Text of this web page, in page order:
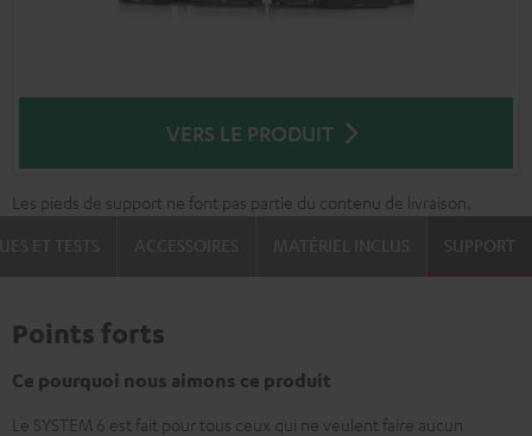
VERS LE PRODUIT
Les pieds de support ne font pas partie du contenu de livraison.
SUPPORT
Points forts
Ce pourquoi nous aimons ce produit
Le SYSTEM 6 est fait pour tous ceux qui ne veulent faire aucun